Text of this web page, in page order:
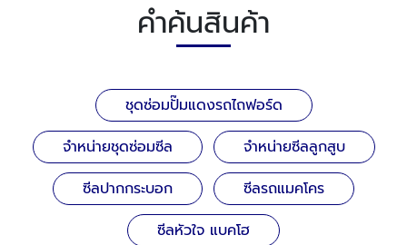
คำค้นสินค้า
ชุดซ่อมปั๊มแดงรถไถฟอร์ด
จำหน่ายชุดซ่อมซีล
จำหน่ายซีลลูกสูบ
ซีลปากกระบอก
ซีลรถแมคโคร
ซีลหัวใจ แบคโฮ